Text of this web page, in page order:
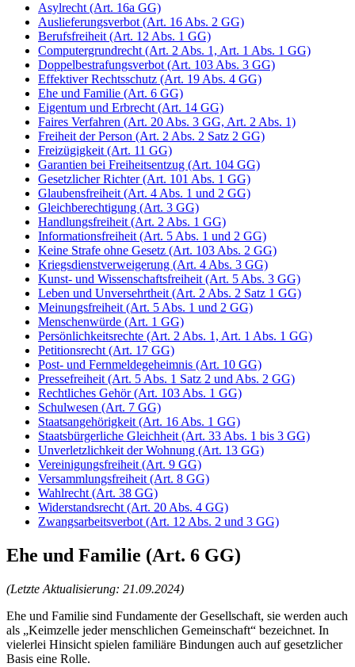
Asylrecht (Art. 16a GG)
Auslieferungsverbot (Art. 16 Abs. 2 GG)
Berufsfreiheit (Art. 12 Abs. 1 GG)
Computergrundrecht (Art. 2 Abs. 1, Art. 1 Abs. 1 GG)
Doppelbestrafungsverbot (Art. 103 Abs. 3 GG)
Effektiver Rechtsschutz (Art. 19 Abs. 4 GG)
Ehe und Familie (Art. 6 GG)
Eigentum und Erbrecht (Art. 14 GG)
Faires Verfahren (Art. 20 Abs. 3 GG, Art. 2 Abs. 1)
Freiheit der Person (Art. 2 Abs. 2 Satz 2 GG)
Freizügigkeit (Art. 11 GG)
Garantien bei Freiheitsentzug (Art. 104 GG)
Gesetzlicher Richter (Art. 101 Abs. 1 GG)
Glaubensfreiheit (Art. 4 Abs. 1 und 2 GG)
Gleichberechtigung (Art. 3 GG)
Handlungsfreiheit (Art. 2 Abs. 1 GG)
Informationsfreiheit (Art. 5 Abs. 1 und 2 GG)
Keine Strafe ohne Gesetz (Art. 103 Abs. 2 GG)
Kriegsdienstverweigerung (Art. 4 Abs. 3 GG)
Kunst- und Wissenschaftsfreiheit (Art. 5 Abs. 3 GG)
Leben und Unversehrtheit (Art. 2 Abs. 2 Satz 1 GG)
Meinungsfreiheit (Art. 5 Abs. 1 und 2 GG)
Menschenwürde (Art. 1 GG)
Persönlichkeitsrechte (Art. 2 Abs. 1, Art. 1 Abs. 1 GG)
Petitionsrecht (Art. 17 GG)
Post- und Fernmeldegeheimnis (Art. 10 GG)
Pressefreiheit (Art. 5 Abs. 1 Satz 2 und Abs. 2 GG)
Rechtliches Gehör (Art. 103 Abs. 1 GG)
Schulwesen (Art. 7 GG)
Staatsangehörigkeit (Art. 16 Abs. 1 GG)
Staatsbürgerliche Gleichheit (Art. 33 Abs. 1 bis 3 GG)
Unverletzlichkeit der Wohnung (Art. 13 GG)
Vereinigungsfreiheit (Art. 9 GG)
Versammlungsfreiheit (Art. 8 GG)
Wahlrecht (Art. 38 GG)
Widerstandsrecht (Art. 20 Abs. 4 GG)
Zwangsarbeitsverbot (Art. 12 Abs. 2 und 3 GG)
Ehe und Familie (Art. 6 GG)
(Letzte Aktualisierung: 21.09.2024)
Ehe und Familie sind Fundamente der Gesellschaft, sie werden auch
als „Keimzelle jeder menschlichen Gemeinschaft“ bezeichnet. In
vielerlei Hinsicht spielen familiäre Bindungen auch auf gesetzlicher
Basis eine Rolle.